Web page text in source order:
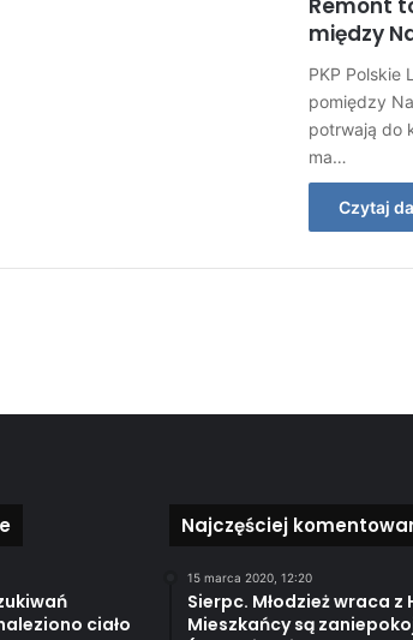
Remont
między
PKP Polskie
pomiędzy
potrwają do
ma…
Czytaj
ciało
Najczęściej
15 marca 2020, 12:20
Sierpc. Młodzież wraca z
Mieszkańcy są